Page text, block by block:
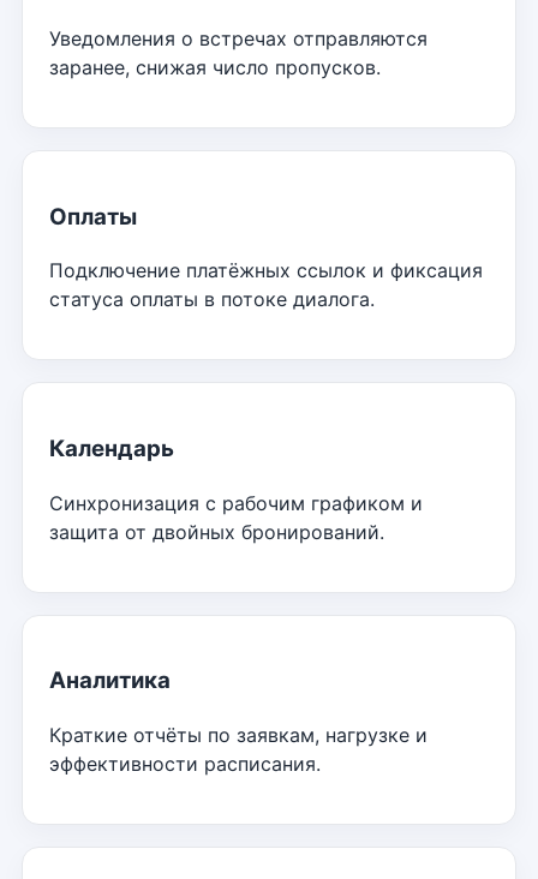
Уведомления о встречах отправляются
заранее, снижая число пропусков.
Оплаты
Подключение платёжных ссылок и фиксация
статуса оплаты в потоке диалога.
Календарь
Синхронизация с рабочим графиком и
защита от двойных бронирований.
Аналитика
Краткие отчёты по заявкам, нагрузке и
эффективности расписания.